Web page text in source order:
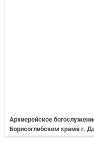
Архиерейское
Борисоглебском храме г.